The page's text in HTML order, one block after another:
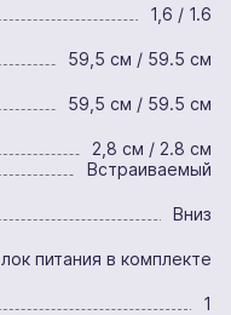
1,6 / 1.6
59,5 см / 59.5 см
59,5 см / 59.5 см
2,8 см / 2.8 см
Встраиваемый
Вниз
питания в комплекте
1